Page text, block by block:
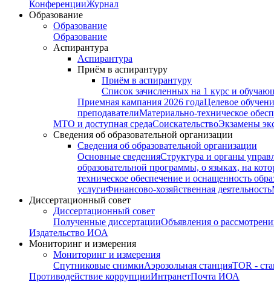
КонференцииЖурнал
Образование
Образование
Образование
Аспирантура
Аспирантура
Приём в аспирантуру
Приём в аспирантуру
Список зачисленных на 1 курс и
Приемная кампания 2026 годаЦелевое
преподавателиМатериально-техническое
МТО и доступная средаСоискательствоЭкзамены
Сведения об образовательной организации
Сведения об образовательной организации
Основные сведенияСтруктура и органы
образовательной программы, о языках, на
техническое обеспечение и оснащенность
услугиФинансово-хозяйственная деятельность
Диссертационный совет
Диссертационный совет
Полученные диссертацииОбъявления о
Издательство ИОА
Мониторинг и измерения
Мониторинг и измерения
Спутниковые снимкиАэрозольная станцияTOR -
Противодействие коррупцииИнтранетПочта ИОА